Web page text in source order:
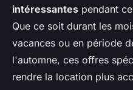
intéressantes pendant
Que ce soit durant les
vacances ou en période
l'automne, ces offres
rendre la location plus